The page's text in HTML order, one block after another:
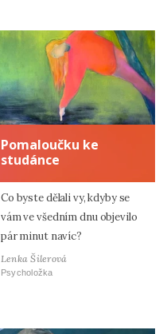
Pomaloučku ke
studánce
Co byste dělali vy, kdyby se
vám ve všedním dnu objevilo
pár minut navíc?
Lenka Šilerová
Psycholožka